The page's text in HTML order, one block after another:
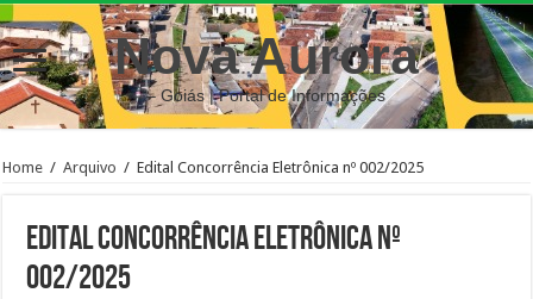
Nova Aurora
– Goiás | Portal de Informações
Home / Arquivo / Edital Concorrência Eletrônica nº 002/2025
Edital Concorrência Eletrônica nº
002/2025